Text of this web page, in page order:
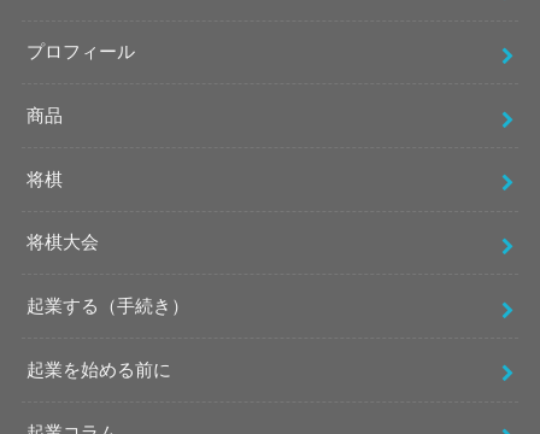
プロフィール
商品
将棋
将棋大会
起業する（手続き）
起業を始める前に